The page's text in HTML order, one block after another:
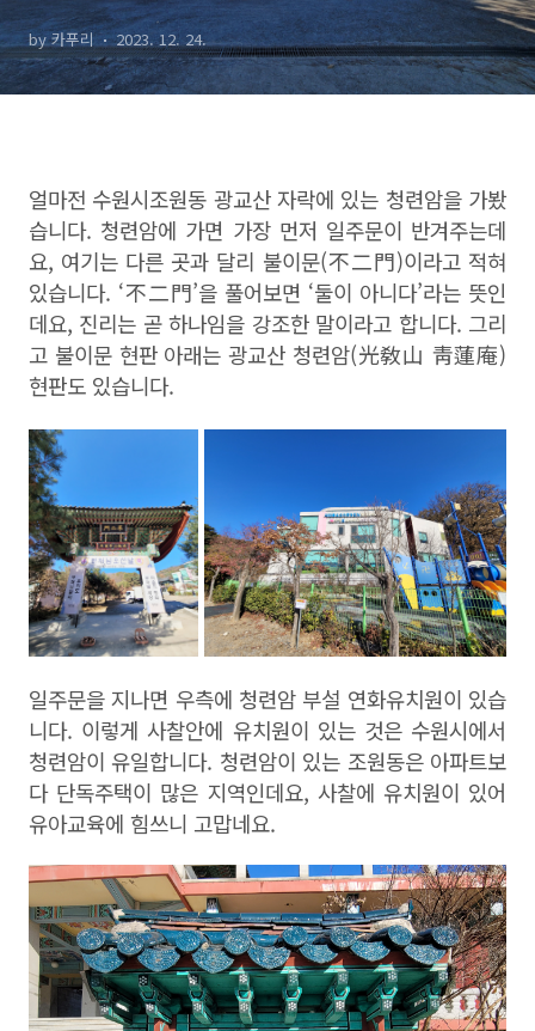
by 카푸리 2023. 12. 24.
얼마전 수원시조원동 광교산 자락에 있는 청련암을 가봤
습니다. 청련암에 가면 가장 먼저 일주문이 반겨주는데
요, 여기는 다른 곳과 달리 불이문(不二門)이라고 적혀
있습니다. ‘不二門’을 풀어보면 ‘둘이 아니다’라는 뜻인
데요, 진리는 곧 하나임을 강조한 말이라고 합니다. 그리
고 불이문 현판 아래는 광교산 청련암(光敎山 靑蓮庵)
현판도 있습니다.
일주문을 지나면 우측에 청련암 부설 연화유치원이 있습
니다. 이렇게 사찰안에 유치원이 있는 것은 수원시에서
청련암이 유일합니다. 청련암이 있는 조원동은 아파트보
다 단독주택이 많은 지역인데요, 사찰에 유치원이 있어
유아교육에 힘쓰니 고맙네요.